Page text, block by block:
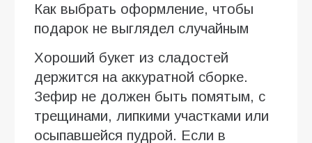
Как выбрать оформление, чтобы
подарок не выглядел случайным
Хороший букет из сладостей
держится на аккуратной сборке.
Зефир не должен быть помятым, с
трещинами, липкими участками или
осыпавшейся пудрой. Если в